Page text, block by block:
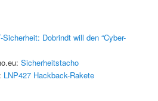
Sicherheit: Dobrindt will den “Cyber-
Sicherheitstacho
LNP427 Hackback-Rakete